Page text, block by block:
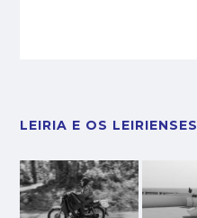
LEIRIA E OS LEIRIENSES